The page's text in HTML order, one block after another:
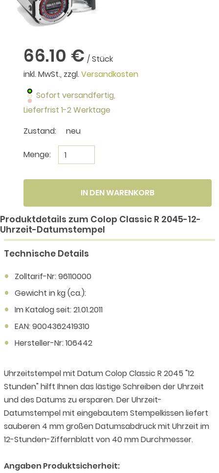
66.10 € / Stück
inkl. MwSt., zzgl.Versandkosten
Sofort versandfertig,
Lieferfrist 1-2 Werktage
Zustand:
neu
Menge:
IN DEN WARENKORB
Produktdetails zum Colop Classic R 2045-12-
Uhrzeit-Datumstempel
Technische Details
Zolltarif-Nr: 96110000
Gewicht in kg (ca.):
Im Katalog seit: 21.01.2011
EAN: 9004362419310
Hersteller-Nr: 106442
Uhrzeitstempel mit Datum Colop Classic R 2045 "12
Stunden" hilft Ihnen das lästige Schreiben der Uhrzeit
und des Datums zu ersparen. Der Uhrzeit-
Datumstempel mit eingebautem Stempelkissen liefert
sauberen 4 mm großen Datumsabdruck mit Uhrzeit im
12-Stunden-Ziffernblatt von 40 mm Durchmesser.
Angaben Produktsicherheit: